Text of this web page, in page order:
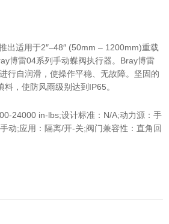
出适用于2″–48″ (50mm – 1200mm)重载
博雷04系列手动蝶阀执行器。Bray博雷
行自润滑，使操作平稳、无故障。坚固的
，使防风雨级别达到IP65。
24000 in-lbs;设计标准：N/A;动力源：手
动;应用：隔离/开-关;阀门兼容性：直角回